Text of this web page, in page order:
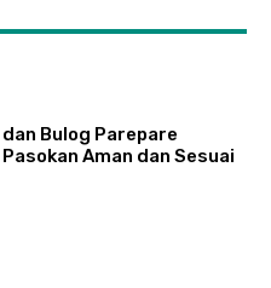
dan Bulog Parepare
Aman dan Sesuai